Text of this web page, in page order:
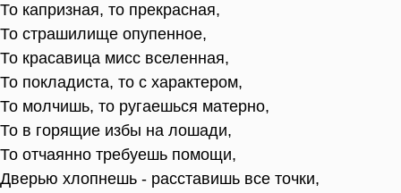
То капризная, то прекрасная,
То страшилище опупенное,
То красавица мисс вселенная,
То покладиста, то с характером,
То молчишь, то ругаешься матерно,
То в горящие избы на лошади,
То отчаянно требуешь помощи,
Дверью хлопнешь - расставишь все точки,